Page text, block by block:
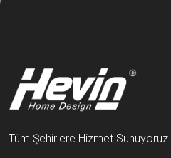
Tüm Şehirlere Hizmet Sunuyoruz.